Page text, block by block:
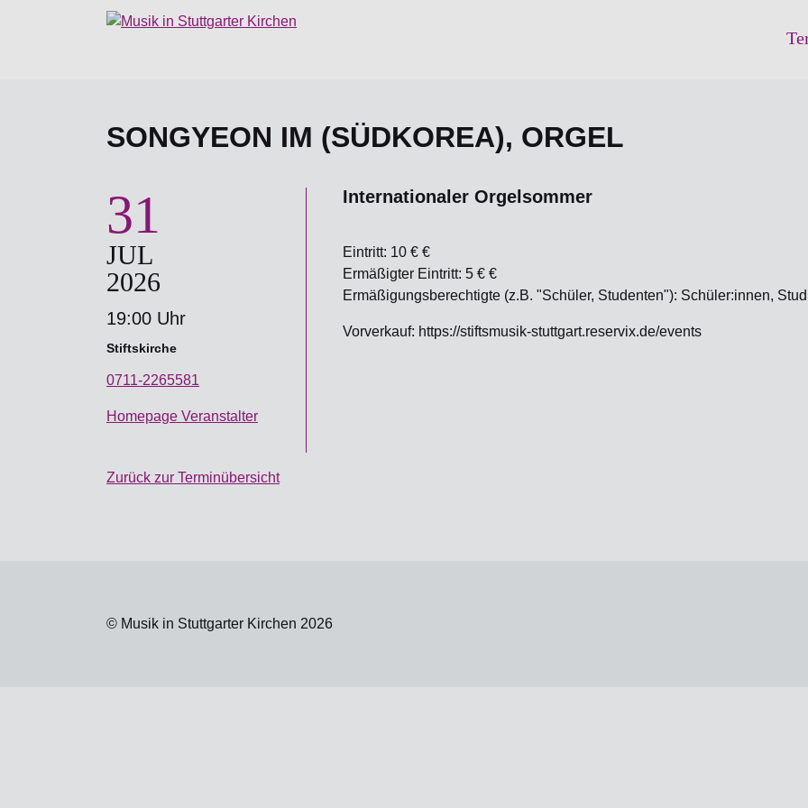
SONGYEON IM (SÜDKOREA), ORGEL
31
JUL
2026
19:00 Uhr
Stiftskirche
0711-2265581
Homepage Veranstalter
Internationaler Orgelsommer
Eintritt: 10 € €
Ermäßigter Eintritt: 5 € €
Ermäßigungsberechtigte (z.B. "Schüler, Studenten"): Schüler:innen,
Vorverkauf: https://stiftsmusik-stuttgart.reservix.de/events
Zurück zur Terminübersicht
© Musik in Stuttgarter Kirchen 2026